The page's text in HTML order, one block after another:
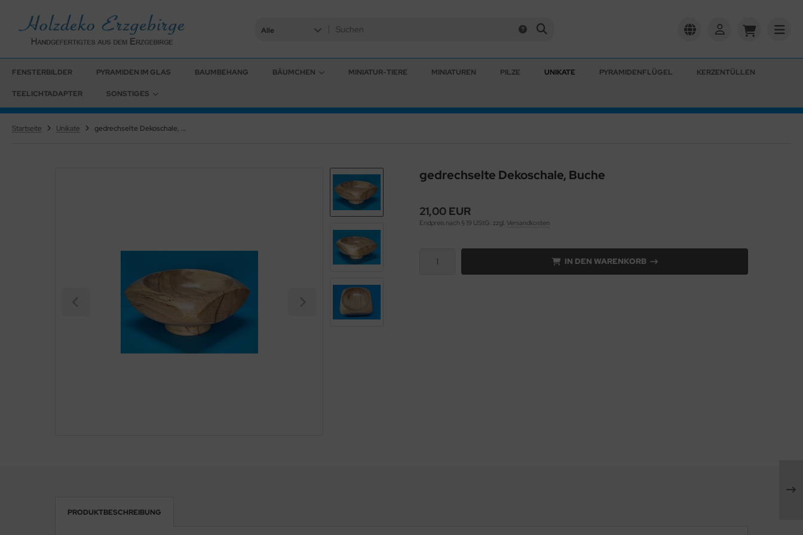
Alle
FENSTERBILDER PYRAMIDEN IM GLAS BAUMBEHANG BÄUMCHEN MINIATUR-TIERE MINIATUREN PILZE UNIKATE PYRAMIDENFLÜGEL KERZENTÜLLEN
TEELICHTADAPTER SONSTIGES
Startseite Unikate gedrechselte Dekoschale, Buche
gedrechselte Dekoschale, Buche
21,00 EUR
Endpreis nach § 19 UStG. zzgl. Versandkosten
IN DEN WARENKORB
PRODUKTBESCHREIBUNG
ALLES ANZEIGEN AUS BÄUMCHEN
(A)
ALLES ANZEIGEN AUS SONSTIGES
Ecke